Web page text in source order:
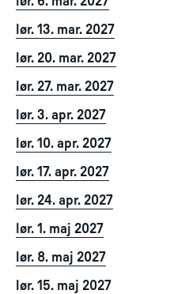
lør. 13. mar. 2027
lør. 20. mar. 2027
lør. 27. mar. 2027
lør. 3. apr. 2027
lør. 10. apr. 2027
lør. 17. apr. 2027
lør. 24. apr. 2027
lør. 1. maj 2027
lør. 8. maj 2027
lør. 15. maj 2027